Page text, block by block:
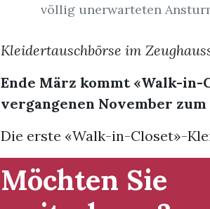
völlig unerwarteten
Kleidertauschbörse im
Ende März kommt «Walk-in-
vergangenen November
Die erste «Walk-in-Closet»-
Möchten Sie